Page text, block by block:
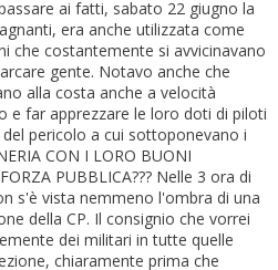
ai fatti, sabato 22 giugno la
era anche utilizzata come
che costantemente si avvicinavano
gente. Notavo anche che
alla costa anche a velocità
e far apprezzare le loro doti di piloti
pericolo a cui sottoponevano i
CON I LORO BUONI
PUBBLICA??? Nelle 3 ora di
s'è vista nemmeno l'ombra di una
della CP. Il consignio che vorrei
dei militari in tutte quelle
chiaramente prima che